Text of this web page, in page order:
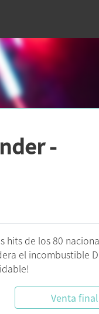
-
hits de los 80
el incombustible
Venta